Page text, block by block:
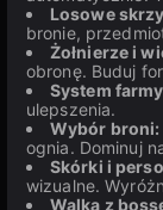
Losowe
bronie,
Żołnierze i
obronę. Buduj
System
ulepszenia.
Wybór broni:
ognia. Dominuj
Skórki i
wizualne.
Walka z